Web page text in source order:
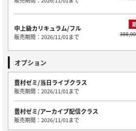
中上級カリキュラム/フル
販売期間：2026/11/01まで
オプション
豊村ゼミ/当日ライブクラス
販売期間：2026/11/01まで
豊村ゼミ/アーカイブ配信クラス
販売期間：2026/11/01まで